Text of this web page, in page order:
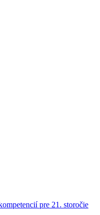
pre 21. storočie